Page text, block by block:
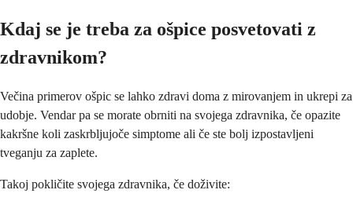
Kdaj se je treba za ošpice posvetovati z
zdravnikom?
Večina primerov ošpic se lahko zdravi doma z mirovanjem in ukrepi za
udobje. Vendar pa se morate obrniti na svojega zdravnika, če opazite
kakršne koli zaskrbljujoče simptome ali če ste bolj izpostavljeni
tveganju za zaplete.
Takoj pokličite svojega zdravnika, če doživite: